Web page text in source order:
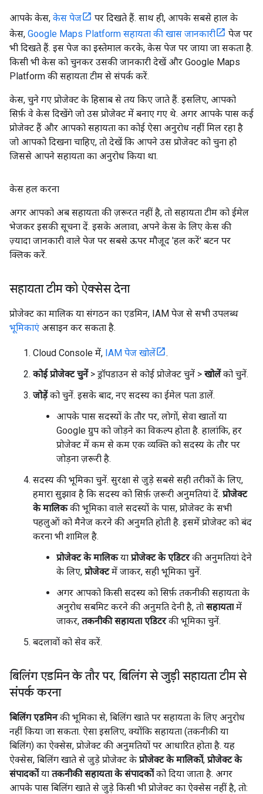
आपके केस, केस पेज
पर दिखते हैं. साथ ही, आपके सबसे हाल के
केस, Google Maps Platform सहायता की खास जानकारी
पेज पर
भी दिखते हैं. इस पेज का इस्तेमाल करके, केस पेज पर जाया जा सकता है.
किसी भी केस को चुनकर उसकी जानकारी देखें और Google Maps
Platform की सहायता टीम से संपर्क करें.
केस, चुने गए प्रोजेक्ट के हिसाब से तय किए जाते हैं. इसलिए, आपको
सिर्फ़ वे केस दिखेंगे जो उस प्रोजेक्ट में बनाए गए थे. अगर आपके पास कई
प्रोजेक्ट हैं और आपको सहायता का कोई ऐसा अनुरोध नहीं मिल रहा है
जो आपको दिखना चाहिए, तो देखें कि आपने उस प्रोजेक्ट को चुना हो
जिससे आपने सहायता का अनुरोध किया था.
केस हल करना
अगर आपको अब सहायता की ज़रूरत नहीं है, तो सहायता टीम को ईमेल
भेजकर इसकी सूचना दें. इसके अलावा, अपने केस के लिए केस की
ज़्यादा जानकारी वाले पेज पर सबसे ऊपर मौजूद 'हल करें' बटन पर
क्लिक करें.
सहायता टीम को ऐक्सेस देना
प्रोजेक्ट का मालिक या संगठन का एडमिन, IAM पेज से सभी उपलब्ध
भूमिकाएं असाइन कर सकता है.
Cloud Console में, IAM पेज खोलें
.
कोई प्रोजेक्ट चुनें> ड्रॉपडाउन से कोई प्रोजेक्ट चुनें > खोलेंको चुनें.
जोड़ेंको चुनें. इसके बाद, नए सदस्य का ईमेल पता डालें.
आपके पास सदस्यों के तौर पर, लोगों, सेवा खातों या
Google ग्रुप को जोड़ने का विकल्प होता है. हालांकि, हर
प्रोजेक्ट में कम से कम एक व्यक्ति को सदस्य के तौर पर
जोड़ना ज़रूरी है.
सदस्य की भूमिका चुनें. सुरक्षा से जुड़े सबसे सही तरीकों के लिए,
हमारा सुझाव है कि सदस्य को सिर्फ़ ज़रूरी अनुमतियां दें. प्रोजेक्ट
के मालिककी भूमिका वाले सदस्यों के पास, प्रोजेक्ट के सभी
पहलुओं को मैनेज करने की अनुमति होती है. इसमें प्रोजेक्ट को बंद
करना भी शामिल है.
प्रोजेक्ट के मालिकया प्रोजेक्ट के एडिटरकी अनुमतियां देने
के लिए, प्रोजेक्टमें जाकर, सही भूमिका चुनें.
अगर आपको किसी सदस्य को सिर्फ़ तकनीकी सहायता के
अनुरोध सबमिट करने की अनुमति देनी है, तो सहायतामें
जाकर, तकनीकी सहायता एडिटरकी भूमिका चुनें.
बदलावों को सेव करें.
बिलिंग एडमिन के तौर पर, बिलिंग से जुड़ी सहायता टीम से
संपर्क करना
बिलिंग एडमिनकी भूमिका से, बिलिंग खाते पर सहायता के लिए अनुरोध
नहीं किया जा सकता. ऐसा इसलिए, क्योंकि सहायता (तकनीकी या
बिलिंग) का ऐक्सेस, प्रोजेक्ट की अनुमतियों पर आधारित होता है. यह
ऐक्सेस, बिलिंग खाते से जुड़े प्रोजेक्ट के प्रोजेक्ट के मालिकों, प्रोजेक्ट के
संपादकोंया तकनीकी सहायता के संपादकोंको दिया जाता है. अगर
आपके पास बिलिंग खाते से जुड़े किसी भी प्रोजेक्ट का ऐक्सेस नहीं है, तो: